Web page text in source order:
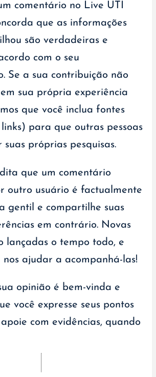
comentário no Live UTI
que as informações
são verdadeiras e
com o seu
Se a sua contribuição não
sua própria experiência
que você inclua fontes
para que outras pessoas
suas próprias pesquisas.
que um comentário
outro usuário é factualmente
gentil e compartilhe suas
em contrário. Novas
lançadas o tempo todo, e
ajudar a acompanhá-las!
opinião é bem-vinda e
você expresse seus pontos
com evidências, quando